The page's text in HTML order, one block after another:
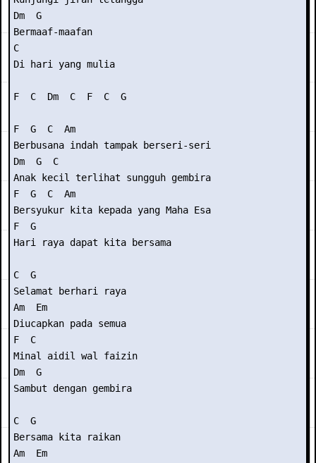
Dm  G
Bermaaf-maafan
C
Di hari yang mulia
F  C  Dm  C  F  C  G
F  G  C  Am
Berbusana indah tampak berseri-seri
Dm  G  C
Anak kecil terlihat sungguh gembira
F  G  C  Am
Bersyukur kita kepada yang Maha Esa
F  G
Hari raya dapat kita bersama
C  G
Selamat berhari raya
Am  Em
Diucapkan pada semua
F  C
Minal aidil wal faizin
Dm  G
Sambut dengan gembira
C  G
Bersama kita raikan
Am  Em